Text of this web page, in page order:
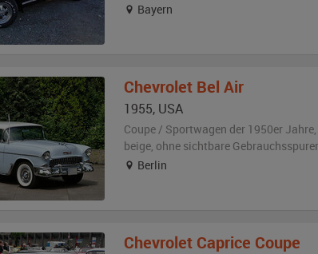
Bayern
Chevrolet Bel Air
1955, USA
Coupe / Sportwagen der 1950er Jahre,
beige, ohne sichtbare
Berlin
Chevrolet Caprice Coupe